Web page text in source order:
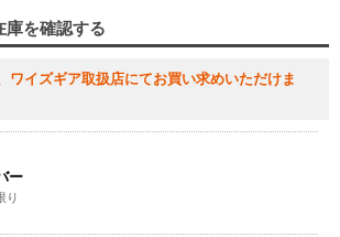
庫を確認する
ワイズギア取扱店にてお買い求めいただけま
ー
り